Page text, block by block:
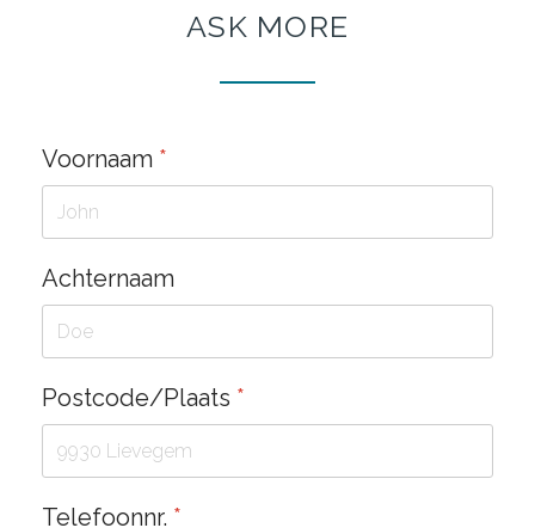
ASK MORE
Voornaam *
Achternaam
Postcode/Plaats *
Telefoonnr. *